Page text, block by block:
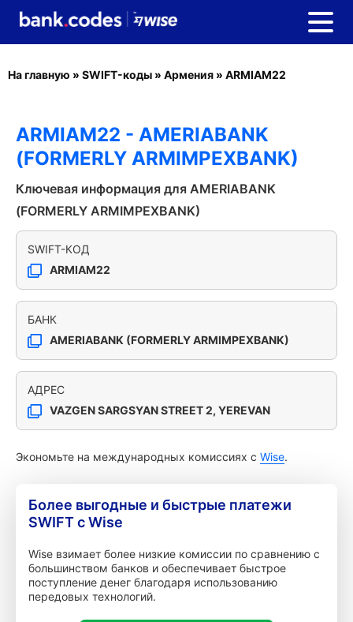
На главную » SWIFT-коды » Армения » ARMIAM22
ARMIAM22 - AMERIABANK
(FORMERLY ARMIMPEXBANK)
Ключевая информация для AMERIABANK
(FORMERLY ARMIMPEXBANK)
SWIFT-КОД
ARMIAM22
БАНК
AMERIABANK (FORMERLY ARMIMPEXBANK)
АДРЕС
VAZGEN SARGSYAN STREET 2, YEREVAN
Экономьте на международных комиссиях с Wise.
Более выгодные и быстрые платежи
SWIFT с Wise
Wise взимает более низкие комиссии по сравнению с
большинством банков и обеспечивает быстрое
поступление денег благодаря использованию
передовых технологий.